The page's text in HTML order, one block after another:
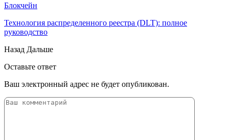
Блокчейн
Технология распределенного реестра (DLT): полное
руководство
Назад Дальше
Оставьте ответ
Ваш электронный адрес не будет опубликован.